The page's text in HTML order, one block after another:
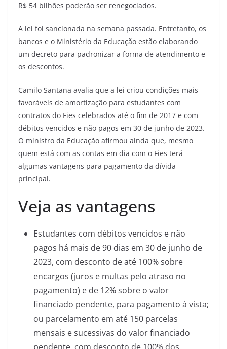
R$ 54 bilhões poderão ser renegociados.
A lei foi sancionada na semana passada. Entretanto, os
bancos e o Ministério da Educação estão elaborando
um decreto para padronizar a forma de atendimento e
os descontos.
Camilo Santana avalia que a lei criou condições mais
favoráveis de amortização para estudantes com
contratos do Fies celebrados até o fim de 2017 e com
débitos vencidos e não pagos em 30 de junho de 2023.
O ministro da Educação afirmou ainda que, mesmo
quem está com as contas em dia com o Fies terá
algumas vantagens para pagamento da dívida
principal.
Veja as vantagens
Estudantes com débitos vencidos e não
pagos há mais de 90 dias em 30 de junho de
2023, com desconto de até 100% sobre
encargos (juros e multas pelo atraso no
pagamento) e de 12% sobre o valor
financiado pendente, para pagamento à vista;
ou parcelamento em até 150 parcelas
mensais e sucessivas do valor financiado